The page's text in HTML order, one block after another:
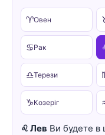
♈Овен
♋Рак
♎Терези
♑Козеріг
♌ Лев Ви будете в